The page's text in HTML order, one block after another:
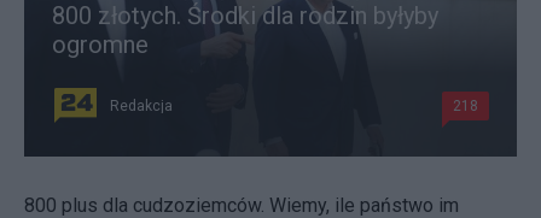
800 złotych. Środki dla rodzin byłyby
ogromne
Redakcja 218
800 plus dla cudzoziemców. Wiemy, ile państwo im